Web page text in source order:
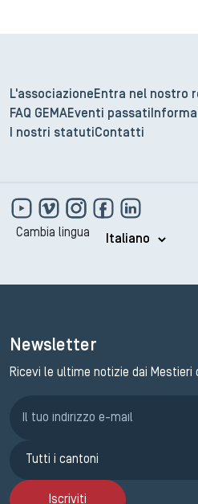
L'associazione Entra nel nostro
FAQ GEMAEventi passati
I nostri statuti Contatti
Cambia lingua
Newsletter
Ricevi le ultime notizie dai Mestieri
Iscriviti